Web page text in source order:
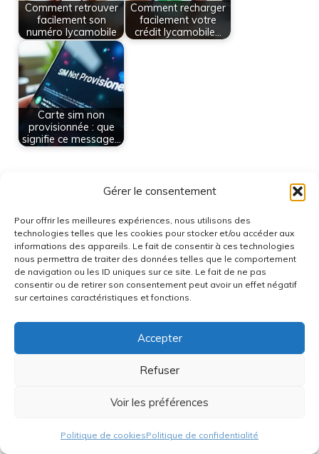
Gérer le consentement
Pour offrir les meilleures expériences, nous utilisons des
technologies telles que les cookies pour stocker et/ou accéder aux
informations des appareils. Le fait de consentir à ces technologies
nous permettra de traiter des données telles que le comportement
de navigation ou les ID uniques sur ce site. Le fait de ne pas
consentir ou de retirer son consentement peut avoir un effet négatif
sur certaines caractéristiques et fonctions.
Accepter
Refuser
Voir les préférences
Politique de cookiesPolitique de confidentialité
Comment retrouver
facilement son
numéro lycamobile
Comment recharger
facilement votre
crédit lycamobile…
Carte sim non
provisionnée : que
signifie ce message…
à propos de l'auteur Jade
Avec 28 années au compteur et une passion
débordante pour tout ce qui touche à la
technologie, l’informatique et le hardware, je
m’éclate à bidouiller les dernières innovations et à
technique ou une discussion sur les tendances